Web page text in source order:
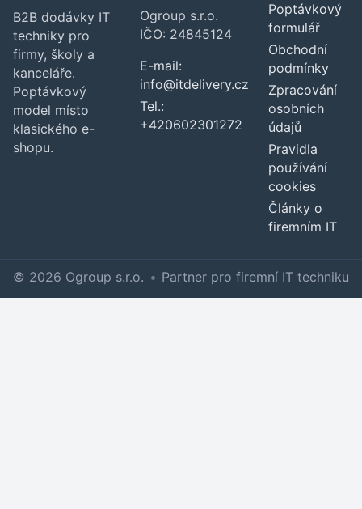
B2B dodávky IT
techniky pro
firmy, školy a
kanceláře.
Poptávkový
model místo
klasického e-
shopu.
Ogroup s.r.o.
IČO: 24845124
E-mail:
info@itdelivery.cz
Tel.:
+420602301272
Poptávkový
formulář
Obchodní
podmínky
Zpracování
osobních
údajů
Pravidla
používání
cookies
Články o
firemním IT
© 2026 Ogroup s.r.o. • Partner pro firemní IT techniku